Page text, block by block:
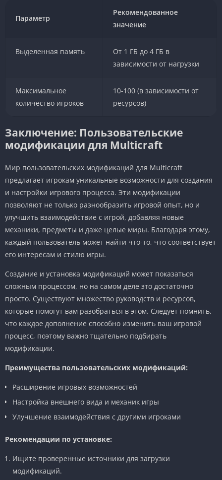
Параметр
Рекомендованное
значение
Выделенная память
От 1 ГБ до 4 ГБ в
зависимости от нагрузки
Максимальное
количество игроков
10-100 (в зависимости от
ресурсов)
Заключение: Пользовательские
модификации для Multicraft
Мир пользовательских модификаций для Multicraft
предлагает игрокам уникальные возможности для создания
и настройки игрового процесса. Эти модификации
позволяют не только разнообразить игровой опыт, но и
улучшить взаимодействие с игрой, добавляя новые
механики, предметы и даже целые миры. Благодаря этому,
каждый пользователь может найти что-то, что соответствует
его интересам и стилю игры.
Создание и установка модификаций может показаться
сложным процессом, но на самом деле это достаточно
просто. Существуют множество руководств и ресурсов,
которые помогут вам разобраться в этом. Следует помнить,
что каждое дополнение способно изменить ваш игровой
процесс, поэтому важно тщательно подбирать
модификации.
Преимущества пользовательских модификаций:
Расширение игровых возможностей
Настройка внешнего вида и механик игры
Улучшение взаимодействия с другими игроками
Рекомендации по установке:
Ищите проверенные источники для загрузки
модификаций.